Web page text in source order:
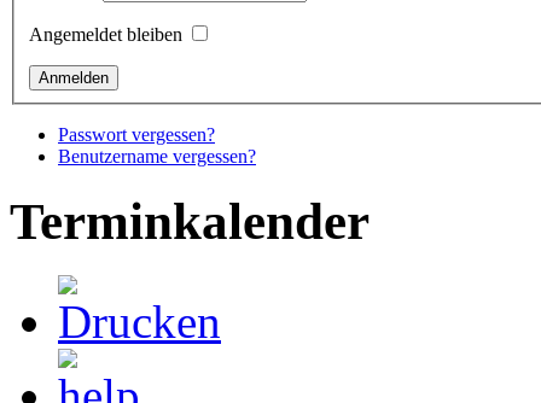
Angemeldet bleiben
Passwort vergessen?
Benutzername vergessen?
Terminkalender